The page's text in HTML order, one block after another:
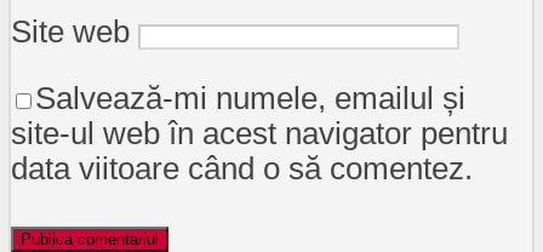
Site web
Salvează-mi numele, emailul și
site-ul web în acest navigator pentru
data viitoare când o să comentez.